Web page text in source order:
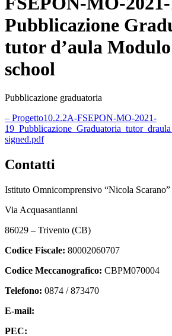
Pubblicazione
tutor d’aula
school
Pubblicazione graduatoria
– Progetto10.2.2A-FSEPON-MO-2021-
signed.pdf
Contatti
Istituto Omnicomprensivo “Nicola Scarano”
Via Acquasantianni
86029 – Trivento (CB)
Codice Fiscale: 80002060707
Codice Meccanografico: CBPM070004
Telefono: 0874 / 873470
E-mail:
PEC: